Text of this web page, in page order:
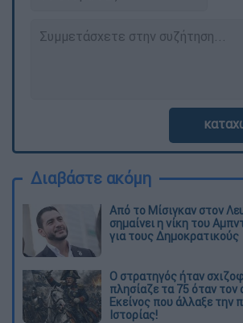
Διαβάστε ακόμη
Από το Μίσιγκαν στον
σημαίνει η νίκη του
για τους Δημοκρατικούς
O στρατηγός ήταν
πλησίαζε τα 75 όταν
Εκείνος που άλλαξε την
Ιστορίας!